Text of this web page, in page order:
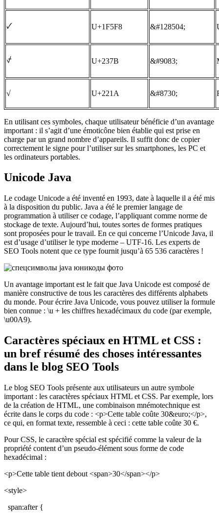
🗸 U+1F5F8 &#128504;
⍻ U+237B &#9083;
√ U+221A &#8730;
En utilisant ces symboles, chaque utilisateur bénéficie d’un avantage
important : il s’agit d’une émoticône bien établie qui est prise en
charge par un grand nombre d’appareils. Il suffit donc de copier
correctement le signe pour l’utiliser sur les smartphones, les PC et
les ordinateurs portables.
Unicode Java
Le codage Unicode a été inventé en 1993, date à laquelle il a été mis
à la disposition du public. Java a été le premier langage de
programmation à utiliser ce codage, l’appliquant comme norme de
stockage de texte. Aujourd’hui, toutes sortes de formes pratiques
sont proposées pour le travail. En ce qui concerne l’Unicode Java, il
est d’usage d’utiliser le type moderne – UTF-16. Les experts de
SEO Tools notent que ce type fournit jusqu’à 65 536 caractères !
Un avantage important est le fait que Java Unicode est composé de
manière constructive de tous les caractères des différents alphabets
du monde. Pour écrire Java Unicode, vous pouvez utiliser la formule
bien connue : \u + les chiffres hexadécimaux du code (par exemple,
\u00A9).
Caractères spéciaux en HTML et CSS :
un bref résumé des choses intéressantes
dans le blog SEO Tools
Le blog SEO Tools présente aux utilisateurs un autre symbole
important : les caractères spéciaux HTML et CSS. Par exemple, lors
de la création de HTML, une combinaison mnémotechnique est
écrite dans le corps du code : <p>Cette table coûte 30&euro;</p>,
ce qui, en format texte, ressemble à ceci : cette table coûte 30 €.
Pour CSS, le caractère spécial est spécifié comme la valeur de la
propriété content d’un pseudo-élément sous forme de code
hexadécimal :
<p>Cette table tient debout <span>30</span></p>
<style>
span:after {